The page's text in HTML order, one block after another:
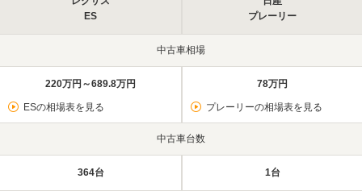
ES
プレーリー
中古車相場
220万円～689.8万円
ESの相場表を見る
78万円
プレーリーの相場表を見る
中古車台数
364台 1台